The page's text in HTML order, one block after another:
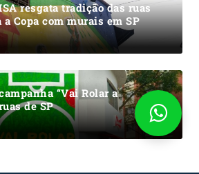
resgata tradição das ruas
a Copa com murais em SP
“Vai Rolar a
de SP